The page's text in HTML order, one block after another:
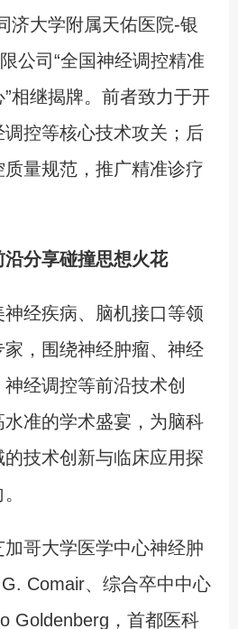
济大学附属天佑医院-银
公司“全国神经调控精准
相继揭牌。前者致力于开
控等核心技术攻关；后
量规范，推广精准诊疗
沿分享碰撞思想火花
经疾病、脑机接口等领
，围绕神经肿瘤、神经
经调控等前沿技术创
准的学术盛宴，为脑科
技术创新与临床应用探
哥大学医学中心神经肿
Comair、综合卒中中心
Goldenberg，首都医科